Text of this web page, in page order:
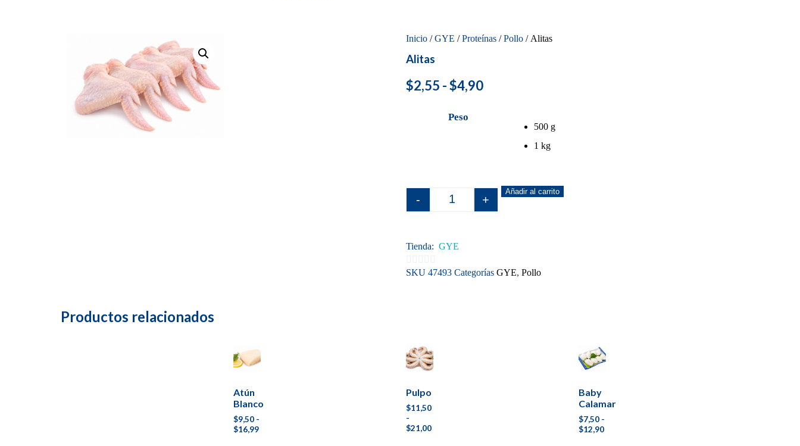
Inicio /GYE /Proteínas /Pollo / Alitas
Alitas
$2,55 -$4,90
Peso
500 g
1 kg
- +
Añadir al carrito
Tienda: GYE
0
SKU 47493 Categorías GYE, Pollo
Productos relacionados
Atún
Blanco
$9,50 -
$16,99
Pulpo
$11,50
-
$21,00
Baby
Calamar
$7,50 -
$12,90